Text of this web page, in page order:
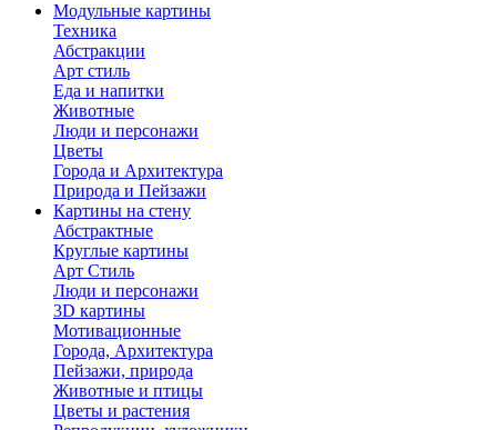
Модульные картины
Техника
Абстракции
Арт стиль
Еда и напитки
Животные
Люди и персонажи
Цветы
Города и Архитектура
Природа и Пейзажи
Картины на стену
Абстрактные
Круглые картины
Арт Стиль
Люди и персонажи
3D картины
Мотивационные
Города, Архитектура
Пейзажи, природа
Животные и птицы
Цветы и растения